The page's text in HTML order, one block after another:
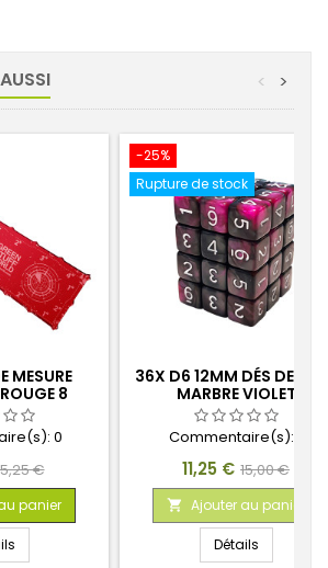
>
<
MESURE
8
0
Prix
5,25 €
panier
-25%
Rupture de stock
36X D6 12MM DÉS DE
MARBRE VIOLET
Commentaire(s):
Prix
11,25 € Prix
de
base
15,00 €
 Ajouter au panier
Détails